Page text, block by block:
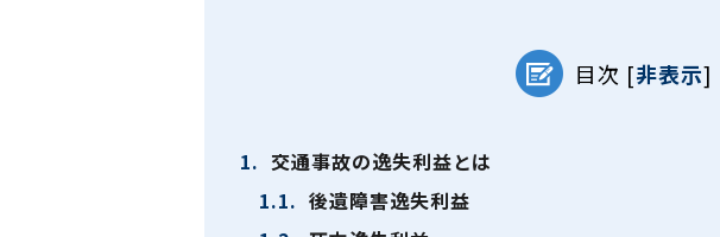
目次 [非表示]
1. 交通事故の逸失利益とは
1.1. 後遺障害逸失利益